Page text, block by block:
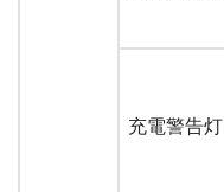
充電警告灯